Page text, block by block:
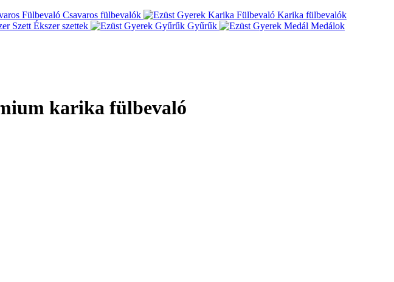
Csavaros fülbevalók
Karika fülbevalók
Ékszer szettek Gyűrűk Medálok
karika fülbevaló